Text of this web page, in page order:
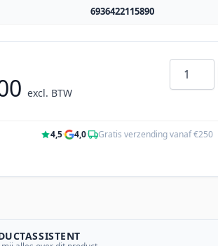
6936422115890
excl. BTW
Aantal
4,5· 4,0· Gratis verzending vanaf €250